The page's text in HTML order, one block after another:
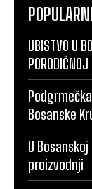
UBISTVO U
Bosanske
U
proizvodnji